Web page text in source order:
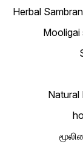
Herbal
Mooligai
Natural